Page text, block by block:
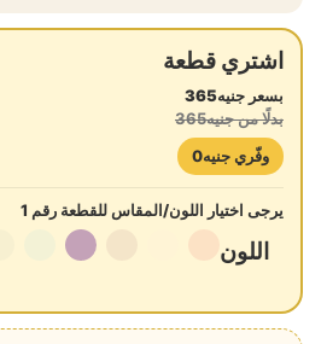
اشتري قطعة
بسعر جنيه365
بدلًا من جنيه365
وفّري جنيه0
يرجى اختيار اللون/المقاس للقطعة رقم 1
اللون